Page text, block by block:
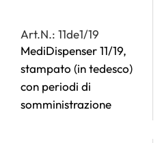
Art.N.: 11de1/19
MediDispenser 11/19,
stampato (in tedesco)
con periodi di
somministrazione